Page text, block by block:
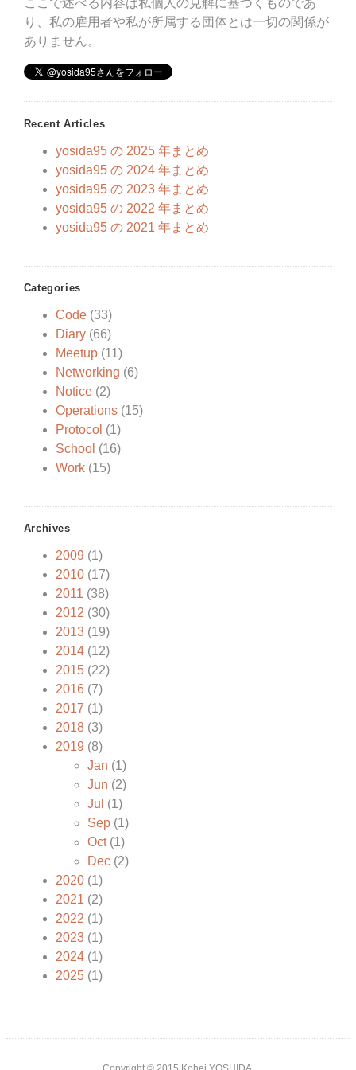
ここで述べる内容は私個人の見解に基づくものであ
り、私の雇用者や私が所属する団体とは一切の関係が
ありません。
Recent Articles
yosida95 の 2025 年まとめ
yosida95 の 2024 年まとめ
yosida95 の 2023 年まとめ
yosida95 の 2022 年まとめ
yosida95 の 2021 年まとめ
Categories
Code(33)
Diary(66)
Meetup(11)
Networking (6)
Notice(2)
Operations(15)
Protocol (1)
School (16)
Work(15)
Archives
2009 (1)
2010(17)
2011 (38)
2012 (30)
2013(19)
2014(12)
2015(22)
2016(7)
2017 (1)
2018(3)
2019 (8)
Jan (1)
Jun (2)
Jul (1)
Sep(1)
Oct(1)
Dec(2)
2020(1)
2021 (2)
2022 (1)
2023(1)
2024(1)
2025(1)